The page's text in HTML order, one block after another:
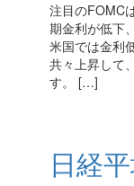
注目のFOMC
期金利が低下
米国では金利
共々上昇して
す。 […]
日経